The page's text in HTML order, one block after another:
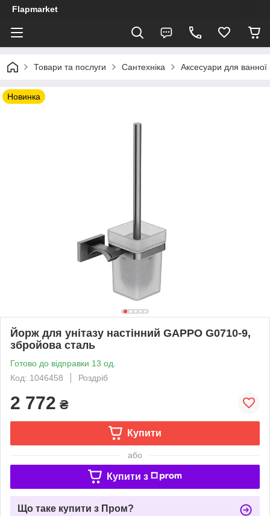
Flapmarket
Товари та послуги Сантехніка Аксесуари для ванної
Новинка
Йорж для унітазу настінний GAPPO G0710-9,
збройова сталь
Готово до відправки 13 од.
Код: 1046458
Роздріб
2 772 ₴
Купити
або
Купити з
Що таке купити з Пром?